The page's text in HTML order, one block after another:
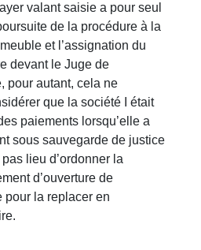
valant saisie a pour seul
de la procédure à la
et l’assignation du
devant le Juge de
pour autant, cela ne
que la société I était
paiements lorsqu’elle a
sous sauvegarde de justice
lieu d’ordonner la
d’ouverture de
pour la replacer en